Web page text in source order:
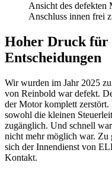
Ansicht des defekten
Anschluss innen frei
Hoher Druck für
Entscheidungen
Wir wurden im Jahr 2025
von Reinbold war defekt.
der Motor komplett zerstört.
sowohl die kleinen
zugänglich. Und schnell
nicht mehr möglich war. Zu
sich der Innendienst von
Kontakt.